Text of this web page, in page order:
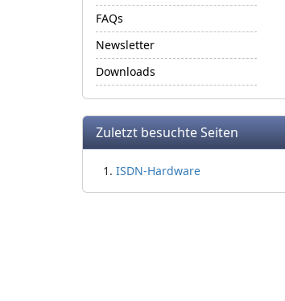
FAQs
Newsletter
Downloads
Zuletzt besuchte Seiten
ISDN-Hardware